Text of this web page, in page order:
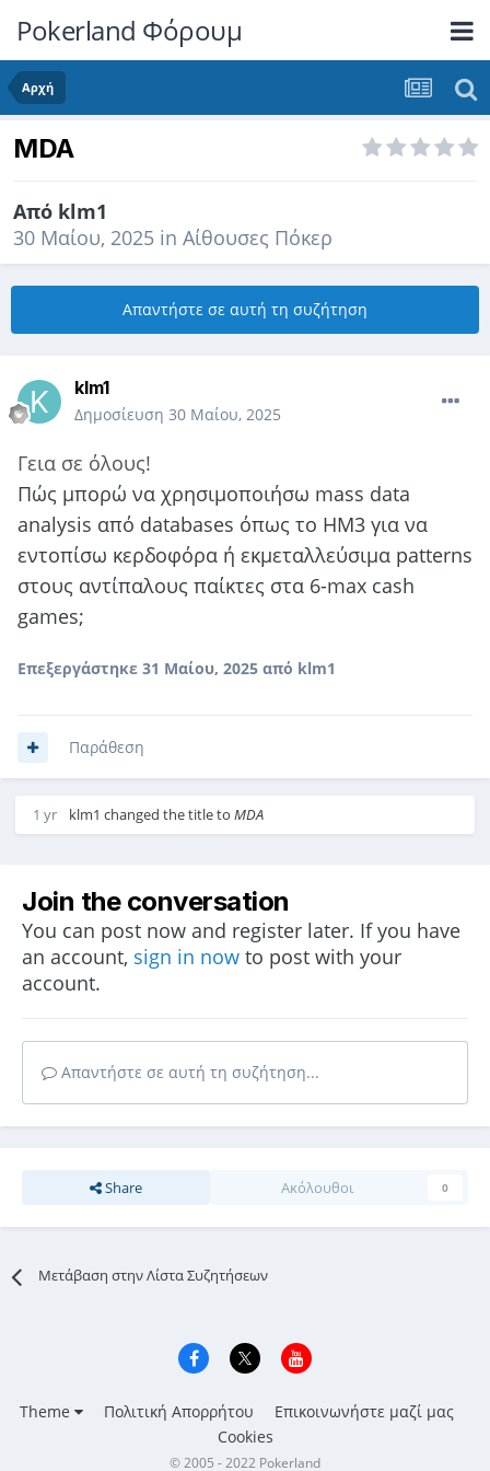
Pokerland Φόρουμ
Αρχή
MDA
Από klm1
30 Μαίου, 2025 in Αίθουσες Πόκερ
Απαντήστε σε αυτή τη συζήτηση
klm1
Δημοσίευση 30 Μαίου, 2025
Γεια σε όλους!
Πώς μπορώ να χρησιμοποιήσω mass data
analysis από databases όπως το HM3 για να
εντοπίσω κερδοφόρα ή εκμεταλλεύσιμα patterns
στους αντίπαλους παίκτες στα 6-max cash
games;
Επεξεργάστηκε 31 Μαίου, 2025 από klm1
Παράθεση
1 yr klm1 changed the title to MDA
Join the conversation
You can post now and register later. If you have
an account, sign in now to post with your
account.
Απαντήστε σε αυτή τη συζήτηση...
Share Ακόλουθοι 0
Μετάβαση στην Λίστα Συζητήσεων
Theme Πολιτική Απορρήτου
Επικοινωνήστε μαζί μας
Cookies
© 2005 - 2022 Pokerland